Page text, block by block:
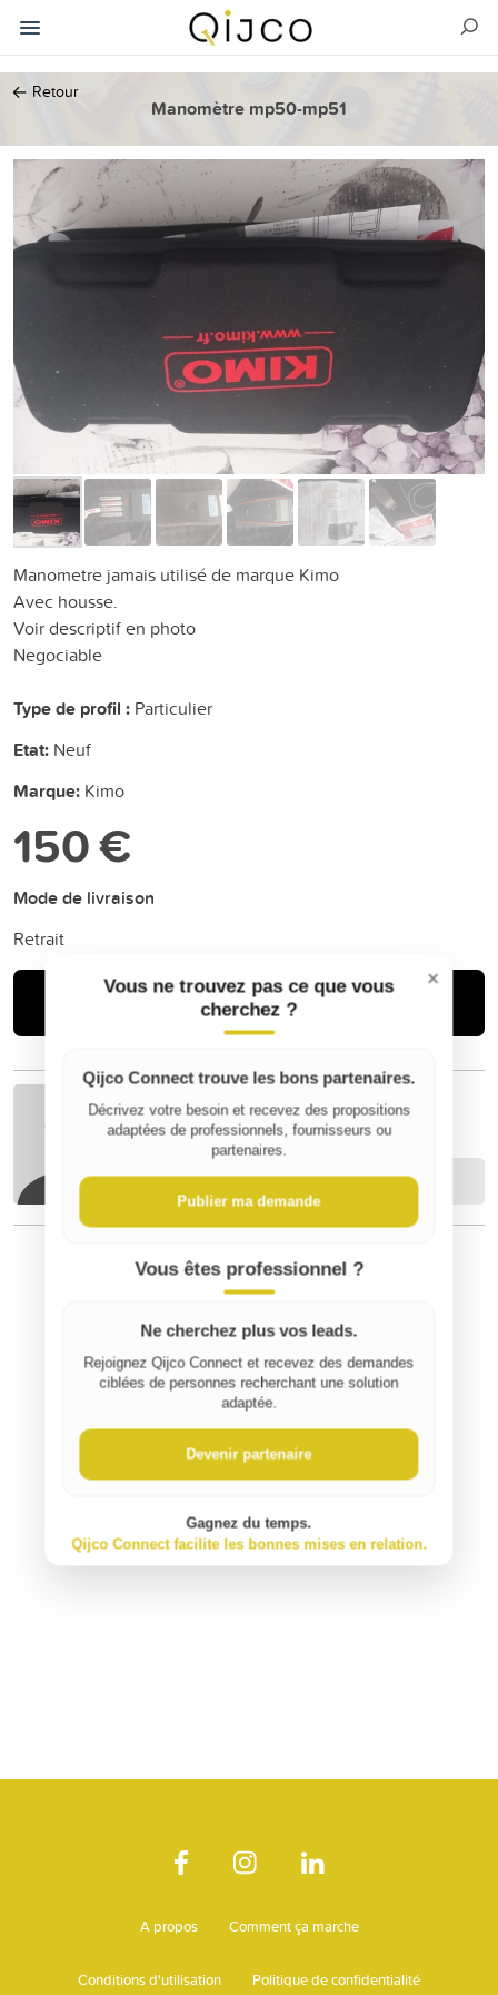
← Retour
Manomètre mp50-mp51
Manometre jamais utilisé de marque Kimo
Avec housse.
Voir descriptif en photo
Negociable
Type de profil : Particulier
Etat: Neuf
Marque: Kimo
150 €
Mode de livraison
Retrait
Acheter
gaelle S
Contacter
⚠️ Signaler un contenu inapproprié
A propos Comment ça marche
Conditions d'utilisation Politique de confidentialité
×
Vous ne trouvez pas ce que vous
cherchez ?
Qijco Connect trouve les bons partenaires.
Décrivez votre besoin et recevez des propositions
adaptées de professionnels, fournisseurs ou
partenaires.
Publier ma demande
Vous êtes professionnel ?
Ne cherchez plus vos leads.
Rejoignez Qijco Connect et recevez des demandes
ciblées de personnes recherchant une solution
adaptée.
Devenir partenaire
Gagnez du temps.
Qijco Connect facilite les bonnes mises en relation.